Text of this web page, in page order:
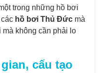
trong những hồ bơi
hồ bơi Thủ Đức mà
mà không cần phải lo
cấu tạo